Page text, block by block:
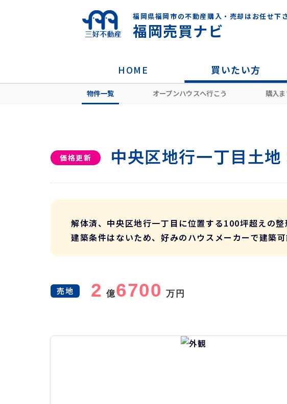
福岡県福岡市の不動産購入・売却はお任せ下
福岡売買ナビ
HOME 買いたい方
HOME 住所から探す 福岡市中央区 唐人町駅
物件一覧 オープンハウスへ行こう 購入
価格更新 中央区地行一丁目土
解体済、中央区地行一丁目に位置する100坪超えの整
建築条件はないため、好みのハウスメーカーで建築可
売地 2 億6700 万円